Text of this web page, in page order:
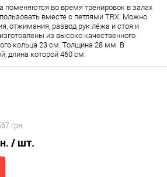
поменяются во время тренировок в залах
вместе с петлями TRX. Можно
отжимания, развод рук лёжа и стоя и
из высоко качественного
кольца 23 см. Толщина 28 мм. В
длина которой 460 см.
грн.
/ шт.